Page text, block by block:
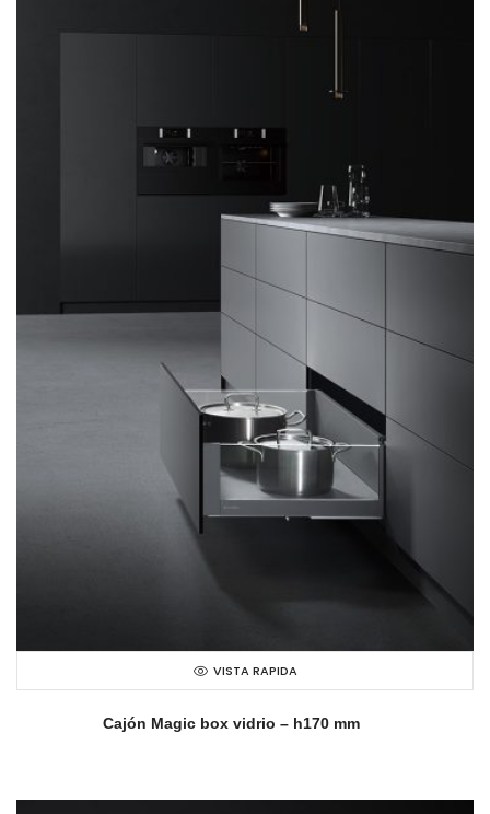
VISTA RAPIDA
Cajón Magic box vidrio – h170 mm